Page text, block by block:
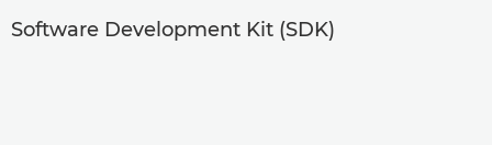
Software Development Kit (SDK)